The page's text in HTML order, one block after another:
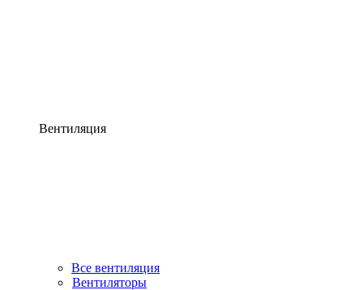
Вентиляция
Все вентиляция
Вентиляторы